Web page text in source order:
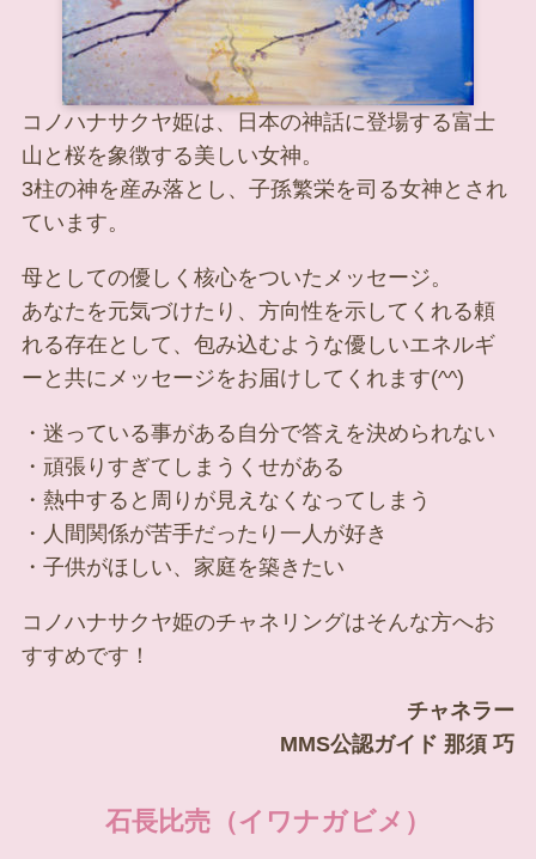
コノハナサクヤ姫は、日本の神話に登場する富士
山と桜を象徴する美しい女神。
3柱の神を産み落とし、子孫繁栄を司る女神とされ
ています。
母としての優しく核心をついたメッセージ。
あなたを元気づけたり、方向性を示してくれる頼
れる存在として、包み込むような優しいエネルギ
ーと共にメッセージをお届けしてくれます(^^)
・迷っている事がある自分で答えを決められない
・頑張りすぎてしまうくせがある
・熱中すると周りが見えなくなってしまう
・人間関係が苦手だったり一人が好き
・子供がほしい、家庭を築きたい
コノハナサクヤ姫のチャネリングはそんな方へお
すすめです！
チャネラー
MMS公認ガイド 那須 巧
石長比売（イワナガビメ）